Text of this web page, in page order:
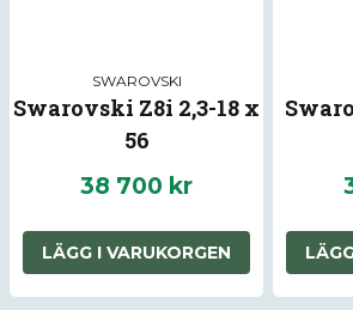
SWAROVSKI
Swarovski Z8i 2,3-18 x
56
38 700 kr
LÄGG I VARUKORGEN